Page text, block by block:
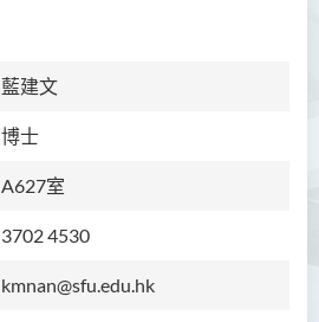
藍建文
博士
A627室
3702 4530
kmnan@sfu.edu.hk